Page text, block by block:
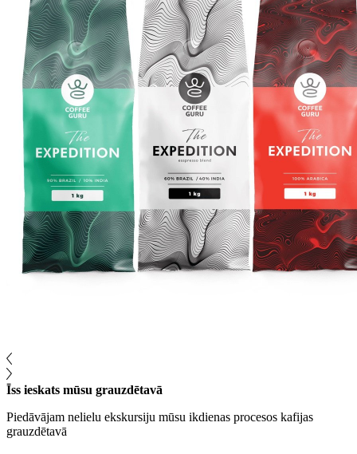
Īss ieskats mūsu grauzdētavā
Piedāvājam nelielu ekskursiju mūsu ikdienas procesos kafijas
grauzdētavā